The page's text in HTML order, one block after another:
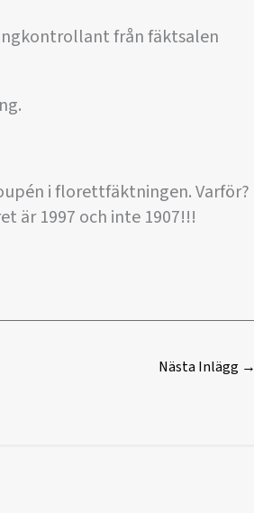
från fäktsalen
i florettfäktningen. Varför?
är 1997 och inte 1907!!!
Nästa Inlägg →